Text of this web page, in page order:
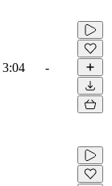
3:04 -